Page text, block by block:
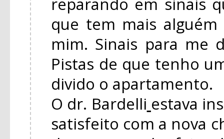
que tem mais
mim. Sinais para me
Pistas de que tenho
divido o apartamento.
O dr. Bardelli estava
satisfeito com a nova